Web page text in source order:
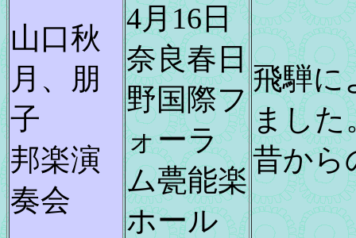
山口秋
月、朋
子
邦楽演
奏会
4月16日
奈良春日
野国際フ
ォーラ
ム甍能楽
ホール
飛騨に
ました
昔から